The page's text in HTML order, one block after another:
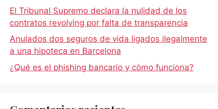
El Tribunal Supremo declara la nulidad de los
contratos revolving por falta de transparencia
Anulados dos seguros de vida ligados ilegalmente
a una hipoteca en Barcelona
¿Qué es el phishing bancario y cómo funciona?